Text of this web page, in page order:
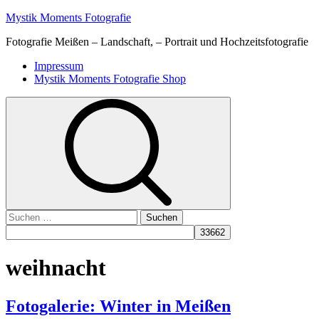
Skip
content
Mystik Moments Fotografie
Fotografie Meißen – Landschaft, – Portrait und Hochzeitsfotografie
Primary
Menu
Impressum
Mystik Moments Fotografie Shop
Suchen
nach:
weihnacht
Fotogalerie: Winter in Meißen